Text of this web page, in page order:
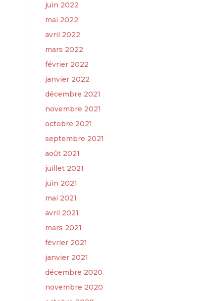
juin 2022
mai 2022
avril 2022
mars 2022
février 2022
janvier 2022
décembre 2021
novembre 2021
octobre 2021
septembre 2021
août 2021
juillet 2021
juin 2021
mai 2021
avril 2021
mars 2021
février 2021
janvier 2021
décembre 2020
novembre 2020